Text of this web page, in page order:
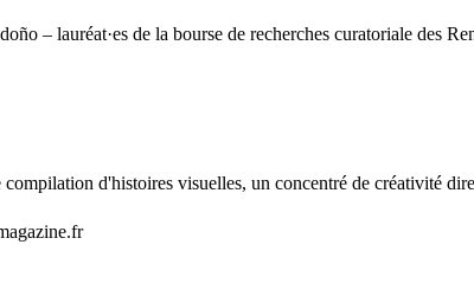
– lauréat·es de la bourse de recherches curatoriale des
d'histoires visuelles, un concentré de créativité